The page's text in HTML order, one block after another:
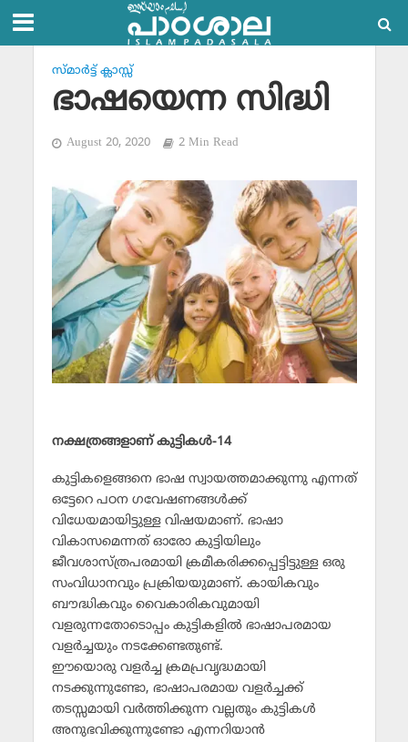
സ്മാര്‍ട്ട് ക്ലാസ്സ്‌
ഭാഷയെന്ന സിദ്ധി
August 20, 2020 2 Min Read
നക്ഷത്രങ്ങളാണ് കുട്ടികള്‍-14
കുട്ടികളെങ്ങനെ ഭാഷ സ്വായത്തമാക്കുന്നു എന്നത്
ഒട്ടേറെ പഠന ഗവേഷണങ്ങള്‍ക്ക്
വിധേയമായിട്ടുള്ള വിഷയമാണ്. ഭാഷാ
വികാസമെന്നത് ഓരോ കുട്ടിയിലും
ജീവശാസ്ത്രപരമായി ക്രമീകരിക്കപ്പെട്ടിട്ടുള്ള ഒരു
സംവിധാനവും പ്രക്രിയയുമാണ്. കായികവും
ബൗദ്ധികവും വൈകാരികവുമായി
വളരുന്നതോടൊപ്പം കുട്ടികളില്‍ ഭാഷാപരമായ
വളര്‍ച്ചയും നടക്കേണ്ടതുണ്ട്.
ഈയൊരു വളര്‍ച്ച ക്രമപ്രവൃദ്ധമായി
നടക്കുന്നുണ്ടോ, ഭാഷാപരമായ വളര്‍ച്ചക്ക്
തടസ്സമായി വര്‍ത്തിക്കുന്ന വല്ലതും കുട്ടികള്‍
അനുഭവിക്കുന്നുണ്ടോ എന്നറിയാന്‍